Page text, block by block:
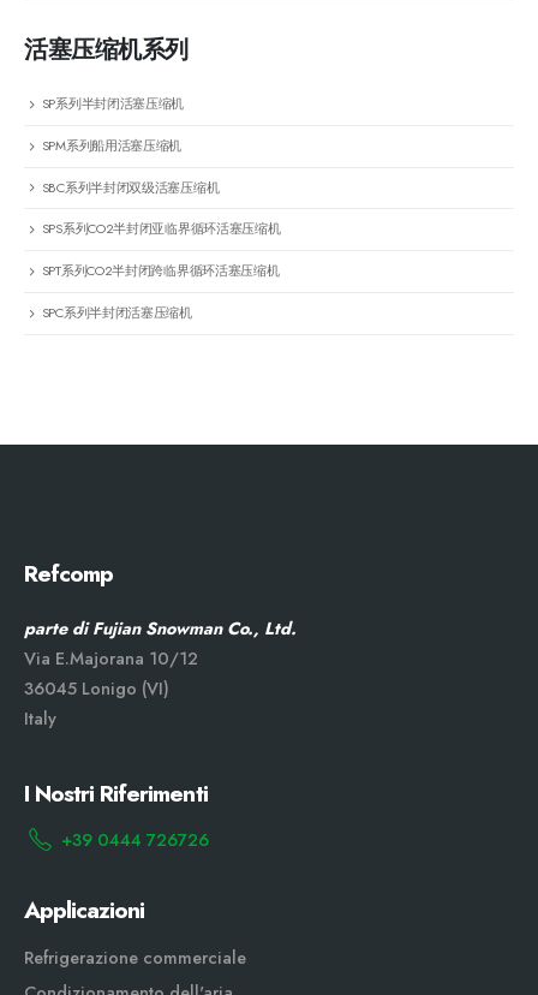
活塞压缩机系列
SP系列半封闭活塞压缩机
SPM系列船用活塞压缩机
SBC系列半封闭双级活塞压缩机
SPS系列CO2半封闭亚临界循环活塞压缩机
SPT系列CO2半封闭跨临界循环活塞压缩机
SPC系列半封闭活塞压缩机
Refcomp
parte di Fujian Snowman Co., Ltd.
Via E.Majorana 10/12
36045 Lonigo (VI)
Italy
I Nostri Riferimenti
+39 0444 726726
Applicazioni
Refrigerazione commerciale